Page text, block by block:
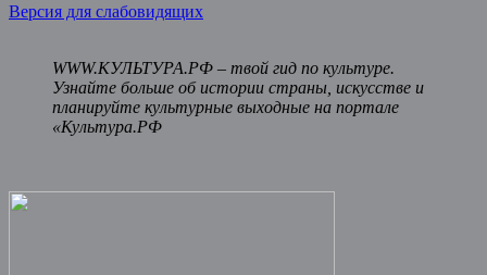
Версия для слабовидящих
WWW.КУЛЬТУРА.РФ – твой гид по культуре.
Узнайте больше об истории страны, искусстве и
планируйте культурные выходные на портале
«Культура.РФ